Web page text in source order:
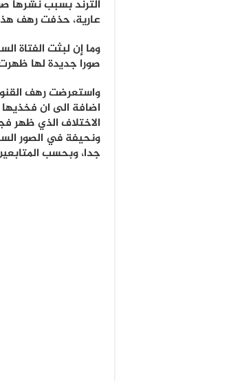
الترند بسبب نشرها
عارية، حذفت رهف
وما إن لبثت الفتاة
صورا جديدة لها
واستعرضت رهف
اضافة الى ان فخذيها
الاختلاف الذي ظهر
ونحيفة في الصور
جدا، وبحسب